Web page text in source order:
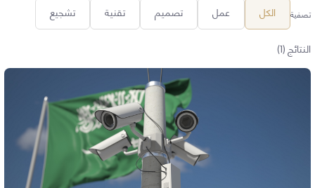
تصفية الكل عمل تصميم تقنية تشجيع
النتائج (1)